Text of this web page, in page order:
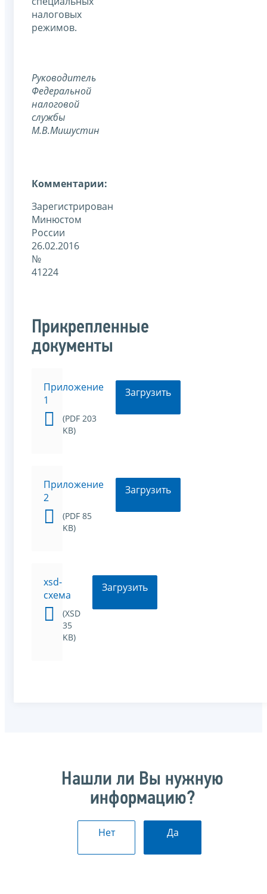
налоговых
режимов.
Руководитель
Федеральной
налоговой
службы
М.В.Мишустин
Комментарии:
Зарегистрирован
Минюстом
России
26.02.2016
№
41224
Прикрепленные
документы
Приложение
1
(PDF 203
KB)
Загрузить
Приложение
2
(PDF 85
KB)
Загрузить
xsd-
схема
(XSD
35
KB)
Загрузить
Нашли ли Вы нужную
информацию?
Нет Да